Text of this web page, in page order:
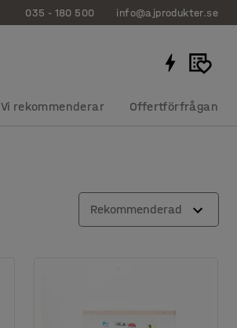
035 - 180 500 info@ajprodukter.se
Vi rekommenderar Offertförfrågan
Rekommenderad